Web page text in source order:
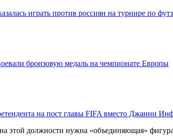
играть против россиян на турнире по
бронзовую медаль на чемпионате Европы
на пост главы FIFA вместо Джанни
этой должности нужна «объединяющая»